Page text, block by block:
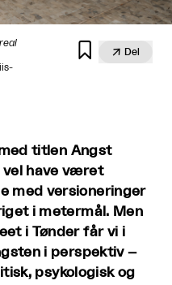
  Del
titlen Angst
vel have været
med versioneringer
i metermål. Men
i Tønder får vi i
i perspektiv –
psykologisk og